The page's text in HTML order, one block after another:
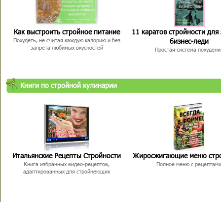
Как выстроить стройное питание
Похудеть, не считая каждую калорию и без
запрета любимых вкусностей
11 каратов стройности для
бизнес-леди
Простая система
Книги по стройной кулинарии
Итальянские Рецепты Стройности
Книга избранных видео-рецептов,
адаптированных для стройнеющих
Жиросжигающие меню
Полное меню с рецептами